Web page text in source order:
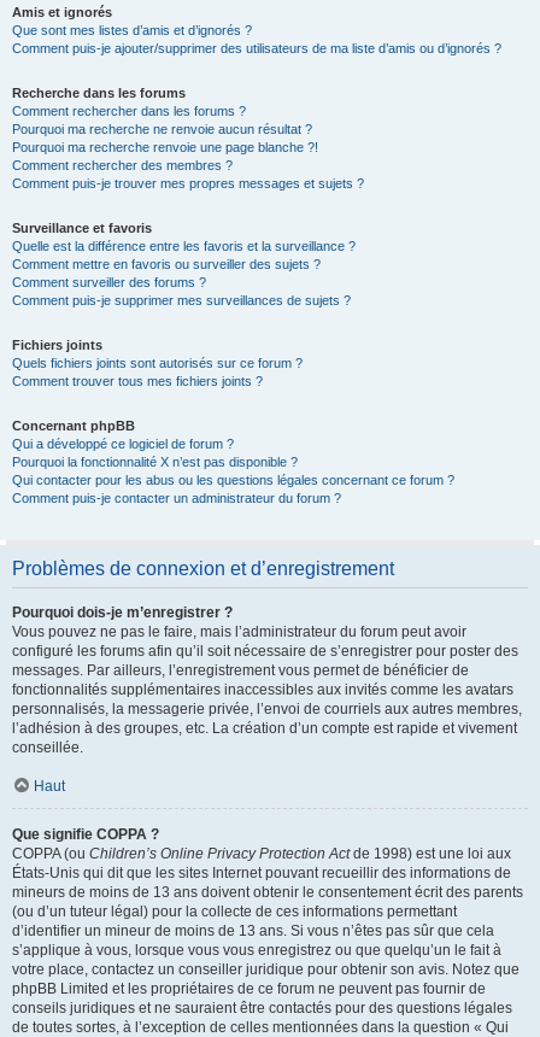
Amis et ignorés
Que sont mes listes d’amis et d’ignorés ?
Comment puis-je ajouter/supprimer des utilisateurs de ma liste d’amis ou d’ignorés ?
Recherche dans les forums
Comment rechercher dans les forums ?
Pourquoi ma recherche ne renvoie aucun résultat ?
Pourquoi ma recherche renvoie une page blanche ?!
Comment rechercher des membres ?
Comment puis-je trouver mes propres messages et sujets ?
Surveillance et favoris
Quelle est la différence entre les favoris et la surveillance ?
Comment mettre en favoris ou surveiller des sujets ?
Comment surveiller des forums ?
Comment puis-je supprimer mes surveillances de sujets ?
Fichiers joints
Quels fichiers joints sont autorisés sur ce forum ?
Comment trouver tous mes fichiers joints ?
Concernant phpBB
Qui a développé ce logiciel de forum ?
Pourquoi la fonctionnalité X n’est pas disponible ?
Qui contacter pour les abus ou les questions légales concernant ce forum ?
Comment puis-je contacter un administrateur du forum ?
Problèmes de connexion et d’enregistrement
Pourquoi dois-je m’enregistrer ?
Vous pouvez ne pas le faire, mais l’administrateur du forum peut avoir
configuré les forums afin qu’il soit nécessaire de s’enregistrer pour poster des
messages. Par ailleurs, l’enregistrement vous permet de bénéficier de
fonctionnalités supplémentaires inaccessibles aux invités comme les avatars
personnalisés, la messagerie privée, l’envoi de courriels aux autres membres,
l’adhésion à des groupes, etc. La création d’un compte est rapide et vivement
conseillée.
Haut
Que signifie COPPA ?
COPPA (ou Children’s Online Privacy Protection Actde 1998) est une loi aux
États-Unis qui dit que les sites Internet pouvant recueillir des informations de
mineurs de moins de 13 ans doivent obtenir le consentement écrit des parents
(ou d’un tuteur légal) pour la collecte de ces informations permettant
d’identifier un mineur de moins de 13 ans. Si vous n’êtes pas sûr que cela
s’applique à vous, lorsque vous vous enregistrez ou que quelqu’un le fait à
votre place, contactez un conseiller juridique pour obtenir son avis. Notez que
phpBB Limited et les propriétaires de ce forum ne peuvent pas fournir de
conseils juridiques et ne sauraient être contactés pour des questions légales
de toutes sortes, à l’exception de celles mentionnées dans la question « Qui